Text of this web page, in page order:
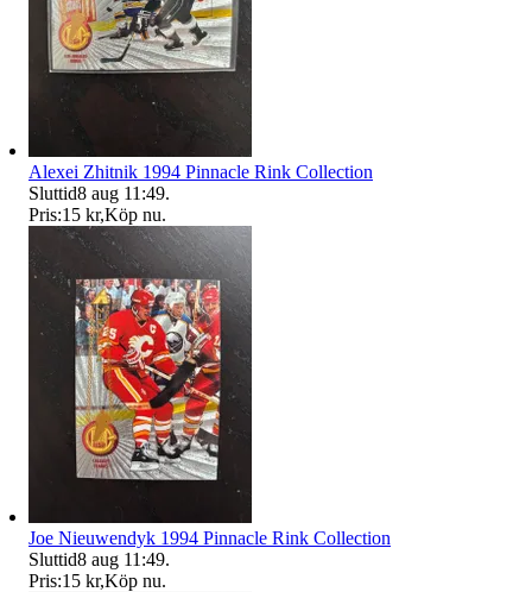
Alexei Zhitnik 1994 Pinnacle Rink Collection
Sluttid8 aug 11:49.
Pris:15 kr,Köp nu.
Joe Nieuwendyk 1994 Pinnacle Rink Collection
Sluttid8 aug 11:49.
Pris:15 kr,Köp nu.